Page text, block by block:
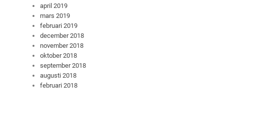
april 2019
mars 2019
februari 2019
december 2018
november 2018
oktober 2018
september 2018
augusti 2018
februari 2018